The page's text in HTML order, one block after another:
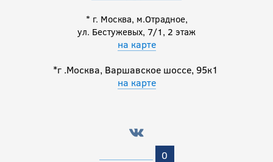
* г. Москва, м.Отрадное,
ул. Бестужевых, 7/1, 2 этаж
на карте
*г .Москва, Варшавское шоссе, 95к1
на карте
0